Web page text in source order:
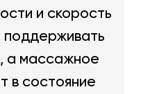
и скорость
поддерживать
а массажное
в состояние